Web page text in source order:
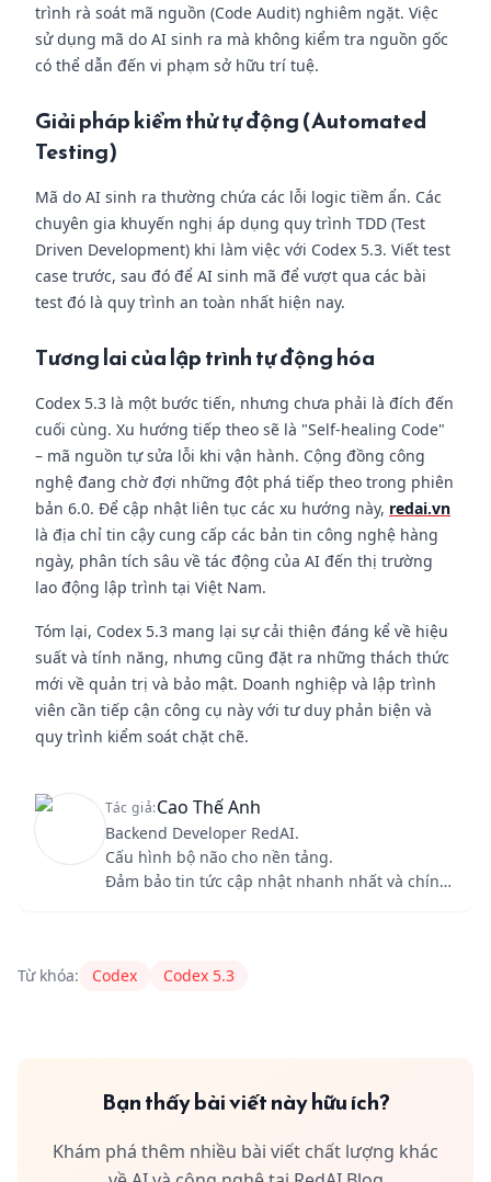
trình rà soát mã nguồn (Code Audit) nghiêm ngặt. Việc
sử dụng mã do AI sinh ra mà không kiểm tra nguồn gốc
có thể dẫn đến vi phạm sở hữu trí tuệ.
Giải pháp kiểm thử tự động (Automated
Testing)
Mã do AI sinh ra thường chứa các lỗi logic tiềm ẩn. Các
chuyên gia khuyến nghị áp dụng quy trình TDD (Test
Driven Development) khi làm việc với Codex 5.3. Viết test
case trước, sau đó để AI sinh mã để vượt qua các bài
test đó là quy trình an toàn nhất hiện nay.
Tương lai của lập trình tự động hóa
Codex 5.3 là một bước tiến, nhưng chưa phải là đích đến
cuối cùng. Xu hướng tiếp theo sẽ là "Self-healing Code"
– mã nguồn tự sửa lỗi khi vận hành. Cộng đồng công
nghệ đang chờ đợi những đột phá tiếp theo trong phiên
bản 6.0. Để cập nhật liên tục các xu hướng này, redai.vn
là địa chỉ tin cậy cung cấp các bản tin công nghệ hàng
ngày, phân tích sâu về tác động của AI đến thị trường
lao động lập trình tại Việt Nam.
Tóm lại, Codex 5.3 mang lại sự cải thiện đáng kể về hiệu
suất và tính năng, nhưng cũng đặt ra những thách thức
mới về quản trị và bảo mật. Doanh nghiệp và lập trình
viên cần tiếp cận công cụ này với tư duy phản biện và
quy trình kiểm soát chặt chẽ.
Tác giả:Cao Thế Anh
Backend Developer RedAI.
Cấu hình bộ não cho nền tảng.
Đảm bảo tin tức cập nhật nhanh nhất và chính
Từ khóa: Codex Codex 5.3
Bạn thấy bài viết này hữu ích?
Khám phá thêm nhiều bài viết chất lượng khác